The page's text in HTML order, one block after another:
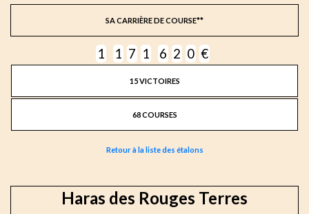
SA CARRIÈRE DE COURSE**
1 1 7 1 6 2 0 €
15 VICTOIRES
68 COURSES
Retour à la liste des étalons
Haras des Rouges Terres